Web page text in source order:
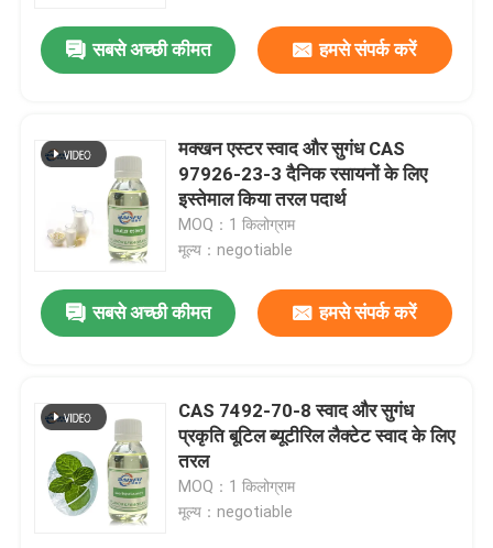
सबसे अच्छी कीमत हमसे संपर्क करें
मक्खन एस्टर स्वाद और सुगंध CAS
97926-23-3 दैनिक रसायनों के लिए
इस्तेमाल किया तरल पदार्थ
MOQ：1 किलोग्राम
मूल्य：negotiable
सबसे अच्छी कीमत हमसे संपर्क करें
CAS 7492-70-8 स्वाद और सुगंध
प्रकृति बूटिल ब्यूटीरिल लैक्टेट स्वाद के लिए
तरल
MOQ：1 किलोग्राम
मूल्य：negotiable